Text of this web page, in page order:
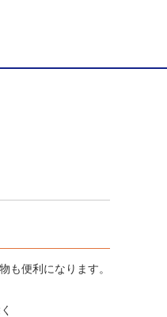
も便利になります。